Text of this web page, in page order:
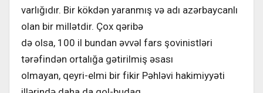
varlığıdır. Bir kökdən yaranmış və adı azərbaycanlı
olan bir millətdir. Çox qəribə
də olsa, 100 il bundan əvvəl fars şovinistləri
tərəfindən ortalığa gətirilmiş əsası
olmayan, qeyri-elmi bir fikir Pəhləvi hakimiyyəti